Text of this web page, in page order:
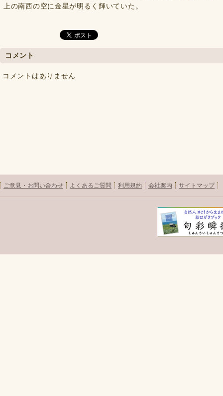
上の南西の空に金星が明るく輝いていた。
コメント
コメントはありません
ご意見・お問い合わせ よくあるご質問 利用規約 会社案内 サイトマップ